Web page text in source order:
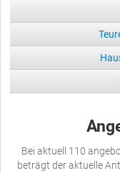
Bei aktuell 110
beträgt der aktuelle